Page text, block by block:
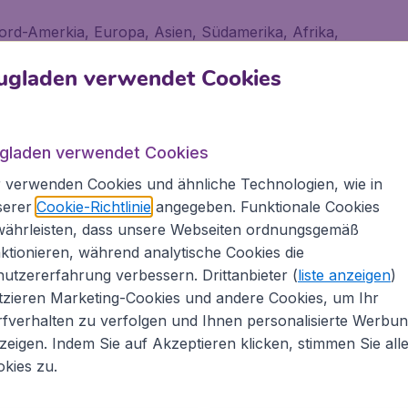
Amerkia, Europa, Asien, Südamerika, Afrika,
Als Online-Reiseanbieter bietet Flugladen.de
Air France, KLM, Air Berlin, British Airways,
und vielen weiteren) sowie von Low-Cost-
bei Flugladen.de
weltweit mittels einer Suche
buchen
zu über 9000 Destinationen
mit Flugladen.de und setzten Sie Ihre
verwendet Cookies
verwendet Cookies
verwenden Cookies und ähnliche Technologien, wie in
Cookie-Richtlinieangegeben. Funktionale Cookies
dass unsere Webseiten ordnungsgemäß
während analytische Cookies die
verbessern. Drittanbieter (liste anzeigen)
Marketing-Cookies und andere Cookies, um Ihr
zu verfolgen und Ihnen personalisierte
Indem Sie auf Akzeptieren klicken, stimmen Sie
zu.